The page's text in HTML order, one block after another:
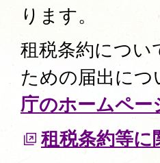
ります。
租税条約につい
ための届出に
庁のホームペー
租税条約等に